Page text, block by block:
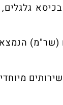
גלגלים,
(שר"מ)